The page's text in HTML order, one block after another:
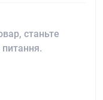
станьте